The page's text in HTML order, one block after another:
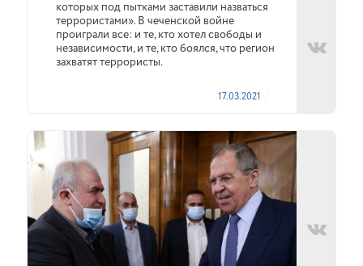
которых под пытками заставили назваться
террористами». В чеченской войне
проиграли все: и те, кто хотел свободы и
независимости, и те, кто боялся, что регион
захватят террористы.
17.03.2021